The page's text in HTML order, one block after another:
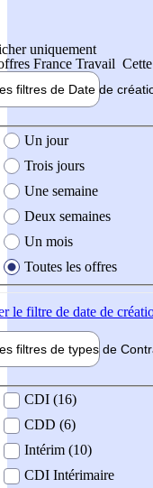
uniquement
France Travail
filtres de Date de
création de l'offre
Un jour
Trois jours
Une semaine
Deux semaines
Un mois
Toutes les offres
le filtre de date de
filtres de types de
contrat
CDI (16)
CDD (6)
Intérim (10)
CDI Intérimaire